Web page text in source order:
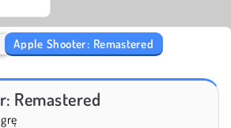
Apple Shooter: Remastered
Remastered